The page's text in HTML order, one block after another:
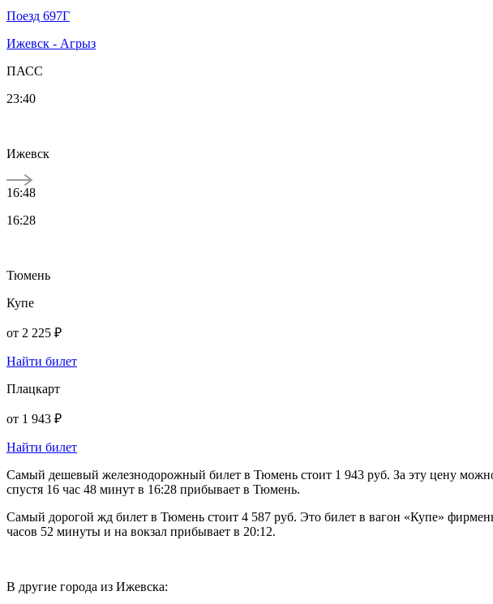
Поезд 697Г
Ижевск - Агрыз
ПАСС
23:40
Ижевск
16:48
16:28
Тюмень
Купе
от 2 225 ₽
Найти билет
Плацкарт
от 1 943 ₽
Найти билет
Самый дешевый железнодорожный билет в Тюмень стоит 1 943 руб. За эту цену
спустя 16 час 48 минут в 16:28 прибывает в Тюмень.
Самый дорогой жд билет в Тюмень стоит 4 587 руб. Это билет в вагон «Купе»
часов 52 минуты и на вокзал прибывает в 20:12.
В другие города из Ижевска: